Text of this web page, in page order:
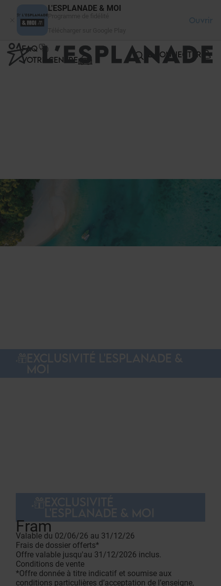
L'ESPLANADE & MOI
Ouvrir
FAQ
VOTRE CENTRE
SE CONNECTER
Fram
Valable du 02/06/26 au 31/12/26
Frais de dossier offerts*
Offre valable jusqu'au 31/12/2026 inclus.
Conditions de vente
*Offre donnée à titre indicatif et soumise aux
conditions particulières d’acceptation de l’enseigne,
Panneau de gestion des cookies